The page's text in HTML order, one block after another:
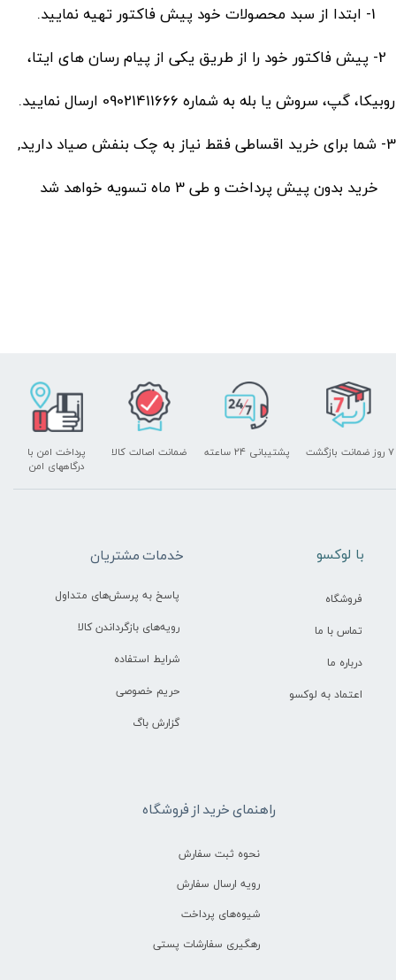
1- ابتدا از سبد محصولات خود پیش فاکتور تهیه نمایید.
2- پیش فاکتور خود را از طریق
یکی از پیام رسان های ایتا،
روبیکا، گپ، سروش یا بله​​​​​​​ به شماره 09021411666 ارسال نمایید.
3- شما برای خرید اقساطی فقط نیاز به چک بنفش صیاد دارید,
خرید بدون پیش پرداخت و طی 3 ماه تسویه خواهد شد
پشتیبانی ۲۴ ساعته
پرداخت امن با
درگاههای امن
۷ روز ضمانت بازگشت ضمانت اصالت کالا
راهنمای خرید از فروشگاه
نحوه ثبت سفارش
رویه ارسال سفارش
شیوه‌های پرداخت
رهگیری سفارشات پستی
خدمات مشتریان
پاسخ به پرسش‌های متداول
رویه‌های بازگرداندن کالا
شرایط استفاده
حریم خصوصی
گزارش باگ
​با لوکسو
فروشگاه
تماس با ما
درباره ما
اعتماد به لوکسو